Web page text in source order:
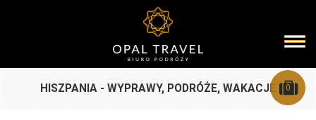
0
HISZPANIA - WYPRAWY, PODRÓŻE, WAKACJE